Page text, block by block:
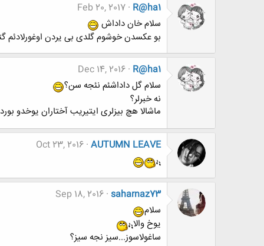
R@ha1
Feb 20, 2017
سلام خان داداش
بو عکسدن خوشوم گلدی بی یردن اوغورلادئم
R@ha1
Dec 14, 2016
سلام گل داداشئم نئجه سن؟
نه خبرلر؟
ماشالا هچ بیزلری ایتیریب آختاران یوخدو
AUTUMN LEAVE
Oct 23, 2016
saharnaz73
Sep 18, 2016
سلام
یوخ والا
ساغولاسوز...سیز نجه سیز؟